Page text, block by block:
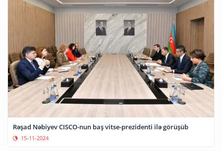
Rəşad Nəbiyev CISCO-nun baş vitse-prezidenti ilə görüşüb
15-11-2024